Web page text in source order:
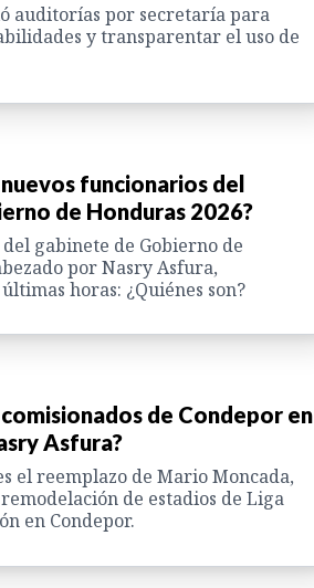
auditorías por secretaría para
y transparentar el uso de
funcionarios del
de Honduras 2026?
gabinete de Gobierno de
por Nasry Asfura,
horas: ¿Quiénes son?
de Condepor en
Asfura?
el reemplazo de Mario Moncada,
de estadios de Liga
en Condepor.